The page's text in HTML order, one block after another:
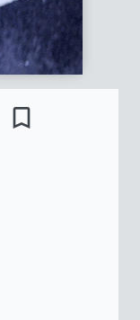
bookmark_border